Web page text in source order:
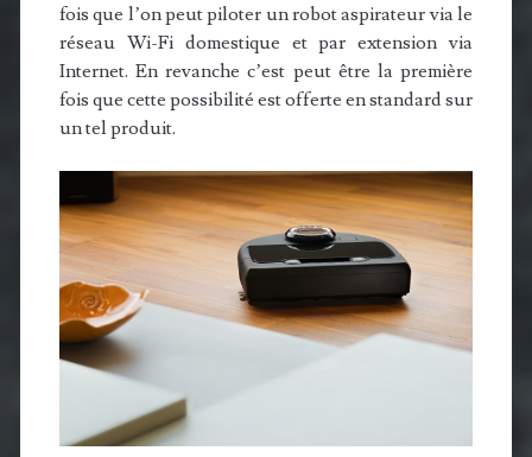
fois que l’on peut piloter un robot aspirateur via le
réseau Wi-Fi domestique et par extension via
Internet. En revanche c’est peut être la première
fois que cette possibilité est offerte en standard sur
un tel produit.